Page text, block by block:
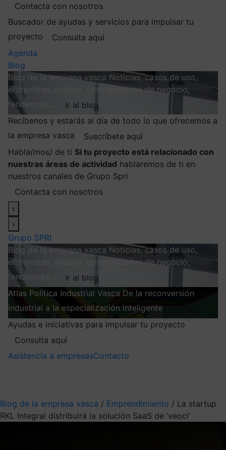
Contacta con nosotros
Buscador de ayudas y servicios para impulsar tu
proyecto
Consulta aquí
Agenda
Blog
Blog de la empresa vasca Noticias, casos de uso,
entrevistas, ayudas, oportunidades de negocio,
tendencias…
Ir al blog
Recíbenos y estarás al día de todo lo que ofrecemos a
la empresa vasca
Suscríbete aquí
Habla(mos) de ti Si tu proyecto está relacionado con
nuestras áreas de actividad hablaremos de ti en
nuestros canales de Grupo Spri
Contacta con nosotros
‹
›
Grupo SPRI
Blog de la empresa vasca Noticias, casos de uso,
entrevistas, ayudas, oportunidades de negocio,
tendencias…
Ir al blog
Atlas Política Industrial Vasca De la reconversión
industrial a la especialización inteligente
Ayudas e iniciativas para impulsar tu proyecto
Consulta aquí
Asistencia a empresasContacto
Blog de la empresa vasca / Emprendimiento / La startup
RKL Integral distribuirá la solución SaaS de ‘veoci’